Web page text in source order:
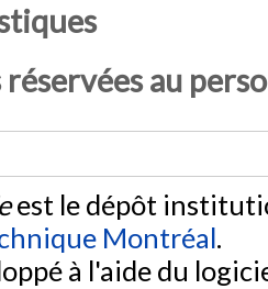
au
est le dépôt
Montréal.
à l'aide du